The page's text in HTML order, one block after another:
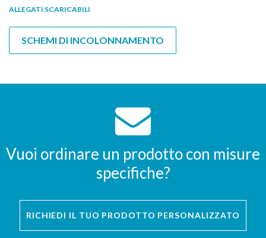
ALLEGATI SCARICABILI
SCHEMI DI INCOLONNAMENTO
Vuoi ordinare un prodotto con misure
specifiche?
RICHIEDI IL TUO PRODOTTO PERSONALIZZATO